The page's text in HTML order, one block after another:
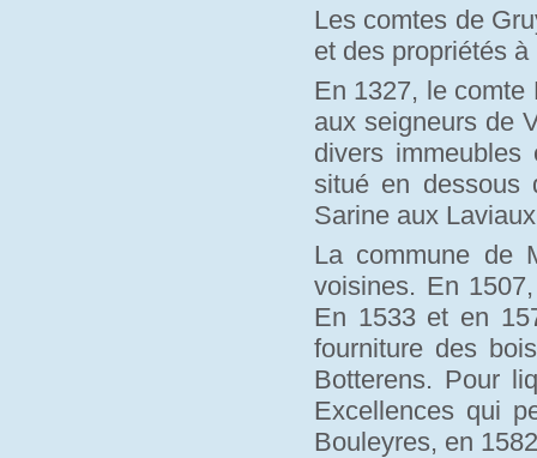
Les comtes de
et des propriétés à
En 1327, le comte
aux seigneurs de
divers
situé en dessous
Sarine aux
La commune de
voisines. En
En 1533 et en
fourniture des
Botterens. Pour
Excellences qui
Bouleyres, en